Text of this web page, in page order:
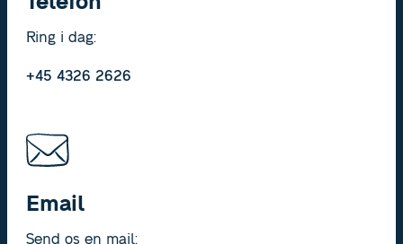
Ring i dag:
+45 4326 2626
Email
Send os en mail: